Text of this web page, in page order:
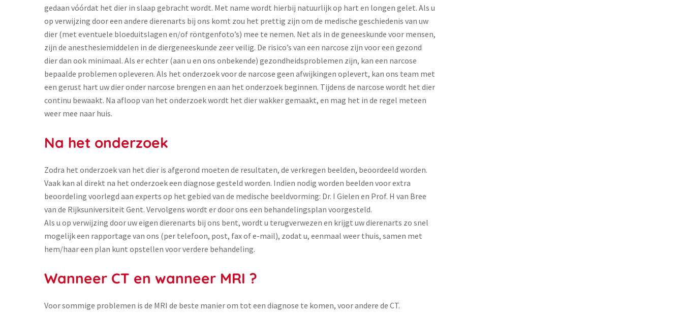
gedaan vóórdat het dier in slaap gebracht wordt. Met name wordt hierbij natuurlijk op hart en longen gelet. Als u
op verwijzing door een andere dierenarts bij ons komt zou het prettig zijn om de medische geschiedenis van uw
dier (met eventuele bloeduitslagen en/of röntgenfoto’s) mee te nemen. Net als in de geneeskunde voor mensen,
zijn de anesthesiemiddelen in de diergeneeskunde zeer veilig. De risico’s van een narcose zijn voor een gezond
dier dan ook minimaal. Als er echter (aan u en ons onbekende) gezondheidsproblemen zijn, kan een narcose
bepaalde problemen opleveren. Als het onderzoek voor de narcose geen afwijkingen oplevert, kan ons team met
een gerust hart uw dier onder narcose brengen en aan het onderzoek beginnen. Tijdens de narcose wordt het dier
continu bewaakt. Na afloop van het onderzoek wordt het dier wakker gemaakt, en mag het in de regel meteen
weer mee naar huis.
Na het onderzoek
Zodra het onderzoek van het dier is afgerond moeten de resultaten, de verkregen beelden, beoordeeld worden.
Vaak kan al direkt na het onderzoek een diagnose gesteld worden. Indien nodig worden beelden voor extra
beoordeling voorlegd aan experts op het gebied van de medische beeldvorming: Dr. I Gielen en Prof. H van Bree
van de Rijksuniversiteit Gent. Vervolgens wordt er door ons een behandelingsplan voorgesteld.
Als u op verwijzing door uw eigen dierenarts bij ons bent, wordt u terugverwezen en krijgt uw dierenarts zo snel
mogelijk een rapportage van ons (per telefoon, post, fax of e-mail), zodat u, eenmaal weer thuis, samen met
hem/haar een plan kunt opstellen voor verdere behandeling.
Wanneer CT en wanneer MRI ?
Voor sommige problemen is de MRI de beste manier om tot een diagnose te komen, voor andere de CT.